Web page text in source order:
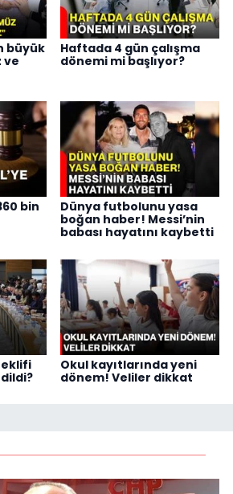
büyük
ve
Haftada 4 gün çalışma
dönemi mi başlıyor?
bin
Dünya futbolunu yasa
boğan haber! Messi’nin
babası hayatını kaybetti
Okul kayıtlarında yeni
dönem! Veliler dikkat